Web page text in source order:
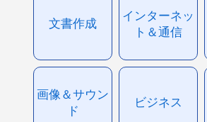
文書作成
インターネッ
ト＆通信
画像＆サウン
ド
ビジネス